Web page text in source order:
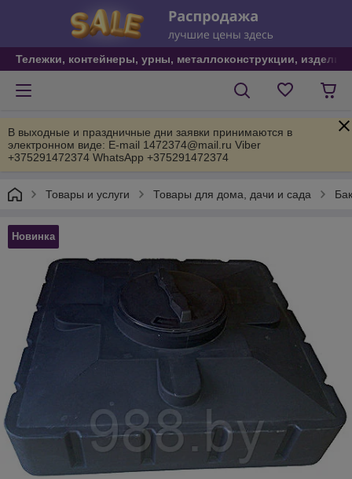
Тележки, контейнеры, урны, металлоконструкции,
В выходные и праздничные дни заявки принимаются в
электронном виде: E-mail 1472374@mail.ru Viber
+375291472374 WhatsApp +375291472374
Товары и услуги Товары для дома, дачи и сада
Новинка